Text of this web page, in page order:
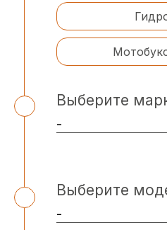
Выберите
Выберите